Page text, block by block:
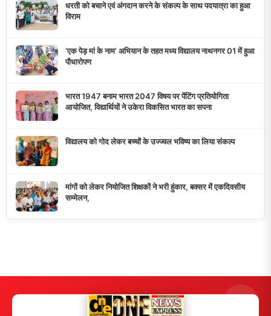
धरती को बचाने एवं अंगदान करने के संकल्प के साथ पदयात्रा का हुआ
विराम
‘एक पेड़ मां के नाम’ अभियान के तहत मध्य विद्यालय नाथनगर 01 में हुआ
पौधारोपण
भारत 1947 बनाम भारत 2047 विषय पर पेंटिंग प्रतियोगिता
आयोजित, विद्यार्थियों ने उकेरा विकसित भारत का सपना
विद्यालय को गोद लेकर बच्चों के उज्ज्वल भविष्य का लिया संकल्प
मांगों को लेकर नियोजित शिक्षकों ने भरी हुंकार, बक्सर में एकदिवसीय
सम्मेलन,